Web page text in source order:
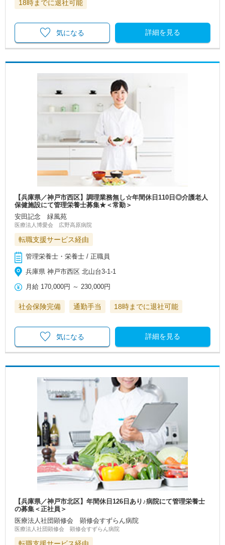
18時までに退社可能
詳細を見る
気になる
【兵庫県／神戸市西区】調理業務無し☆年間休日110日◎介護老人
保健施設にて管理栄養士募集★＜常勤＞
安田記念 緑風苑
医療法人博愛会 広野高原病院
転職支援サービス経由
管理栄養士・栄養士 / 正職員
兵庫県 神戸市西区 北山台3-1-1
月給 170,000円 ～230,000円
社会保険完備 通勤手当 18時までに退社可能
詳細を見る
気になる
【兵庫県／神戸市北区】年間休日126日あり♪病院にて管理栄養士
の募集＜正社員＞
医療法人社団顕修会 顕修会すずらん病院
医療法人社団顕修会 顕修会すずらん病院